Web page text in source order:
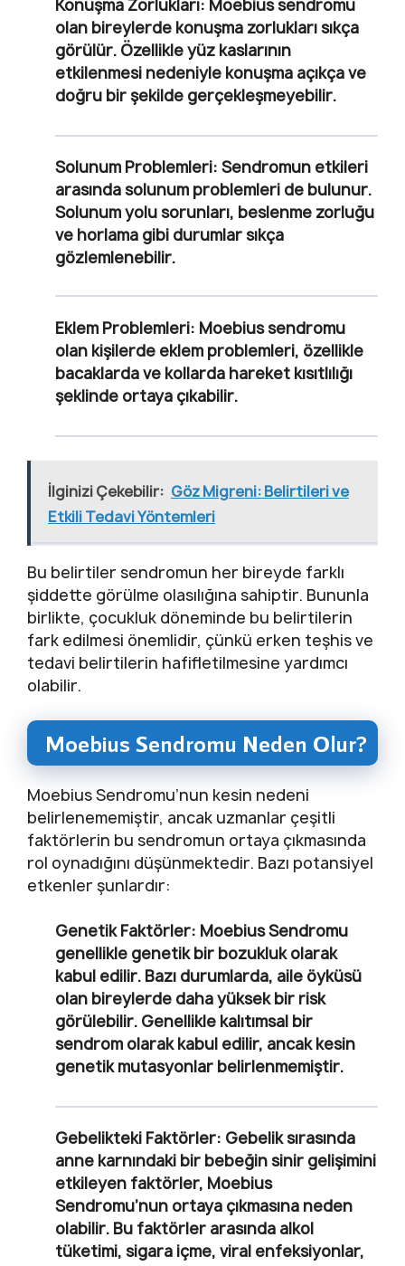
Konuşma Zorlukları: Moebius sendromu
olan bireylerde konuşma zorlukları sıkça
görülür. Özellikle yüz kaslarının
etkilenmesi nedeniyle konuşma açıkça ve
doğru bir şekilde gerçekleşmeyebilir.
Solunum Problemleri: Sendromun etkileri
arasında solunum problemleri de bulunur.
Solunum yolu sorunları, beslenme zorluğu
ve horlama gibi durumlar sıkça
gözlemlenebilir.
Eklem Problemleri: Moebius sendromu
olan kişilerde eklem problemleri, özellikle
bacaklarda ve kollarda hareket kısıtlılığı
şeklinde ortaya çıkabilir.
İlginizi Çekebilir: Göz Migreni: Belirtileri ve
Etkili Tedavi Yöntemleri
Bu belirtiler sendromun her bireyde farklı
şiddette görülme olasılığına sahiptir. Bununla
birlikte, çocukluk döneminde bu belirtilerin
fark edilmesi önemlidir, çünkü erken teşhis ve
tedavi belirtilerin hafifletilmesine yardımcı
olabilir.
Moebius Sendromu Neden Olur?
Moebius Sendromu’nun kesin nedeni
belirlenememiştir, ancak uzmanlar çeşitli
faktörlerin bu sendromun ortaya çıkmasında
rol oynadığını düşünmektedir. Bazı potansiyel
etkenler şunlardır:
Genetik Faktörler: Moebius Sendromu
genellikle genetik bir bozukluk olarak
kabul edilir. Bazı durumlarda, aile öyküsü
olan bireylerde daha yüksek bir risk
görülebilir. Genellikle kalıtımsal bir
sendrom olarak kabul edilir, ancak kesin
genetik mutasyonlar belirlenmemiştir.
Gebelikteki Faktörler: Gebelik sırasında
anne karnındaki bir bebeğin sinir gelişimini
etkileyen faktörler, Moebius
Sendromu’nun ortaya çıkmasına neden
olabilir. Bu faktörler arasında alkol
tüketimi, sigara içme, viral enfeksiyonlar,